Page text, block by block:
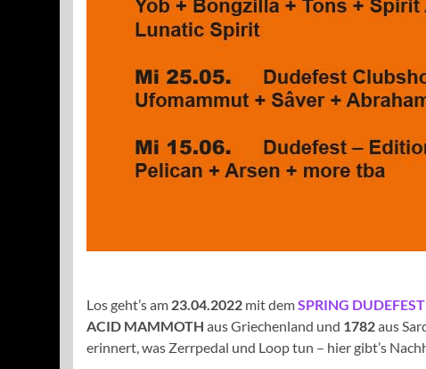
Los geht’s am 23.04.2022 mit demSPRING
ACID MAMMOTH aus Griechenland und 1782aus
erinnert, was Zerrpedal und Loop tun – hier gibt’s